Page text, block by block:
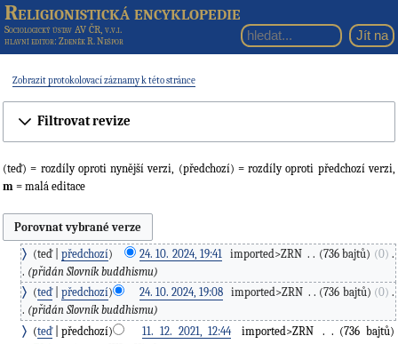
Religionistická encyklopedie
Sociologický ústav AV ČR, v.v.i.
hlavní editor: Zdeněk R. Nešpor
Zobrazit protokolovací záznamy k této stránce
Filtrovat revize
(teď) = rozdíly oproti nynější verzi, (předchozí) = rozdíly oproti předchozí verzi,
m = malá editace
teď předchozí 24. 10. 2024, 19:41 imported>ZRN 736 bajtů 0 ‎
přidán Slovník buddhismu
teď
předchozí 24. 10. 2024, 19:08 imported>ZRN 736 bajtů 0 ‎
přidán Slovník buddhismu
teď
předchozí 11. 12. 2021, 12:44‎ imported>ZRN
736 bajtů